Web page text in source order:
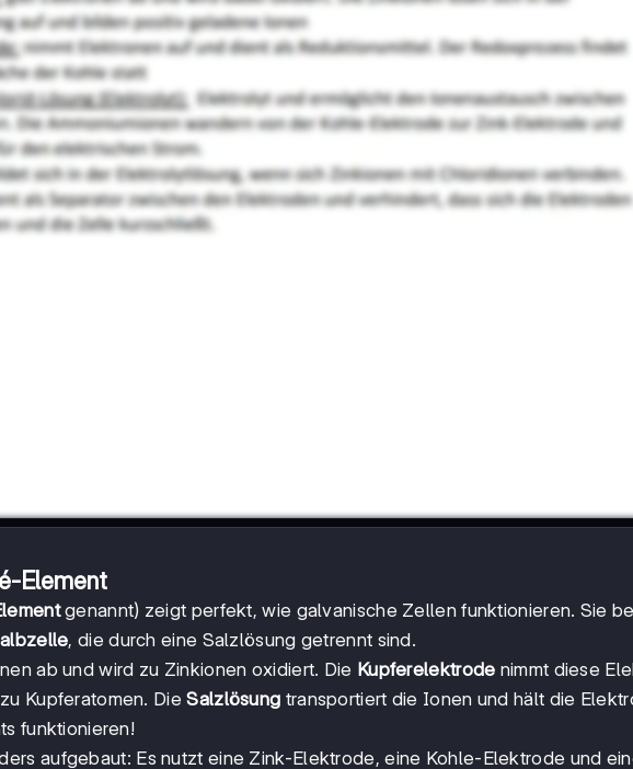
Element
genannt) zeigt perfekt, wie galvanische Zellen funktionieren. Sie
, die durch eine Salzlösung getrennt sind.
ab und wird zu Zinkionen oxidiert. Die Kupferelektrode nimmt diese
Kupferatomen. DieSalzlösung transportiert die Ionen und hält die
funktionieren!
aufgebaut: Es nutzt eine Zink-Elektrode, eine Kohle-Elektrode und